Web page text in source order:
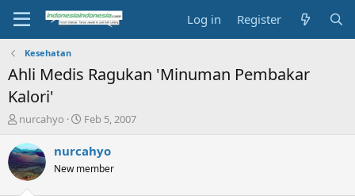
Log in Register
Kesehatan
Ahli Medis Ragukan 'Minuman Pembakar
Kalori'
T
r
e
a
nurcahyo
S
a
t
Feb 5, 2007
nurcahyo
New member